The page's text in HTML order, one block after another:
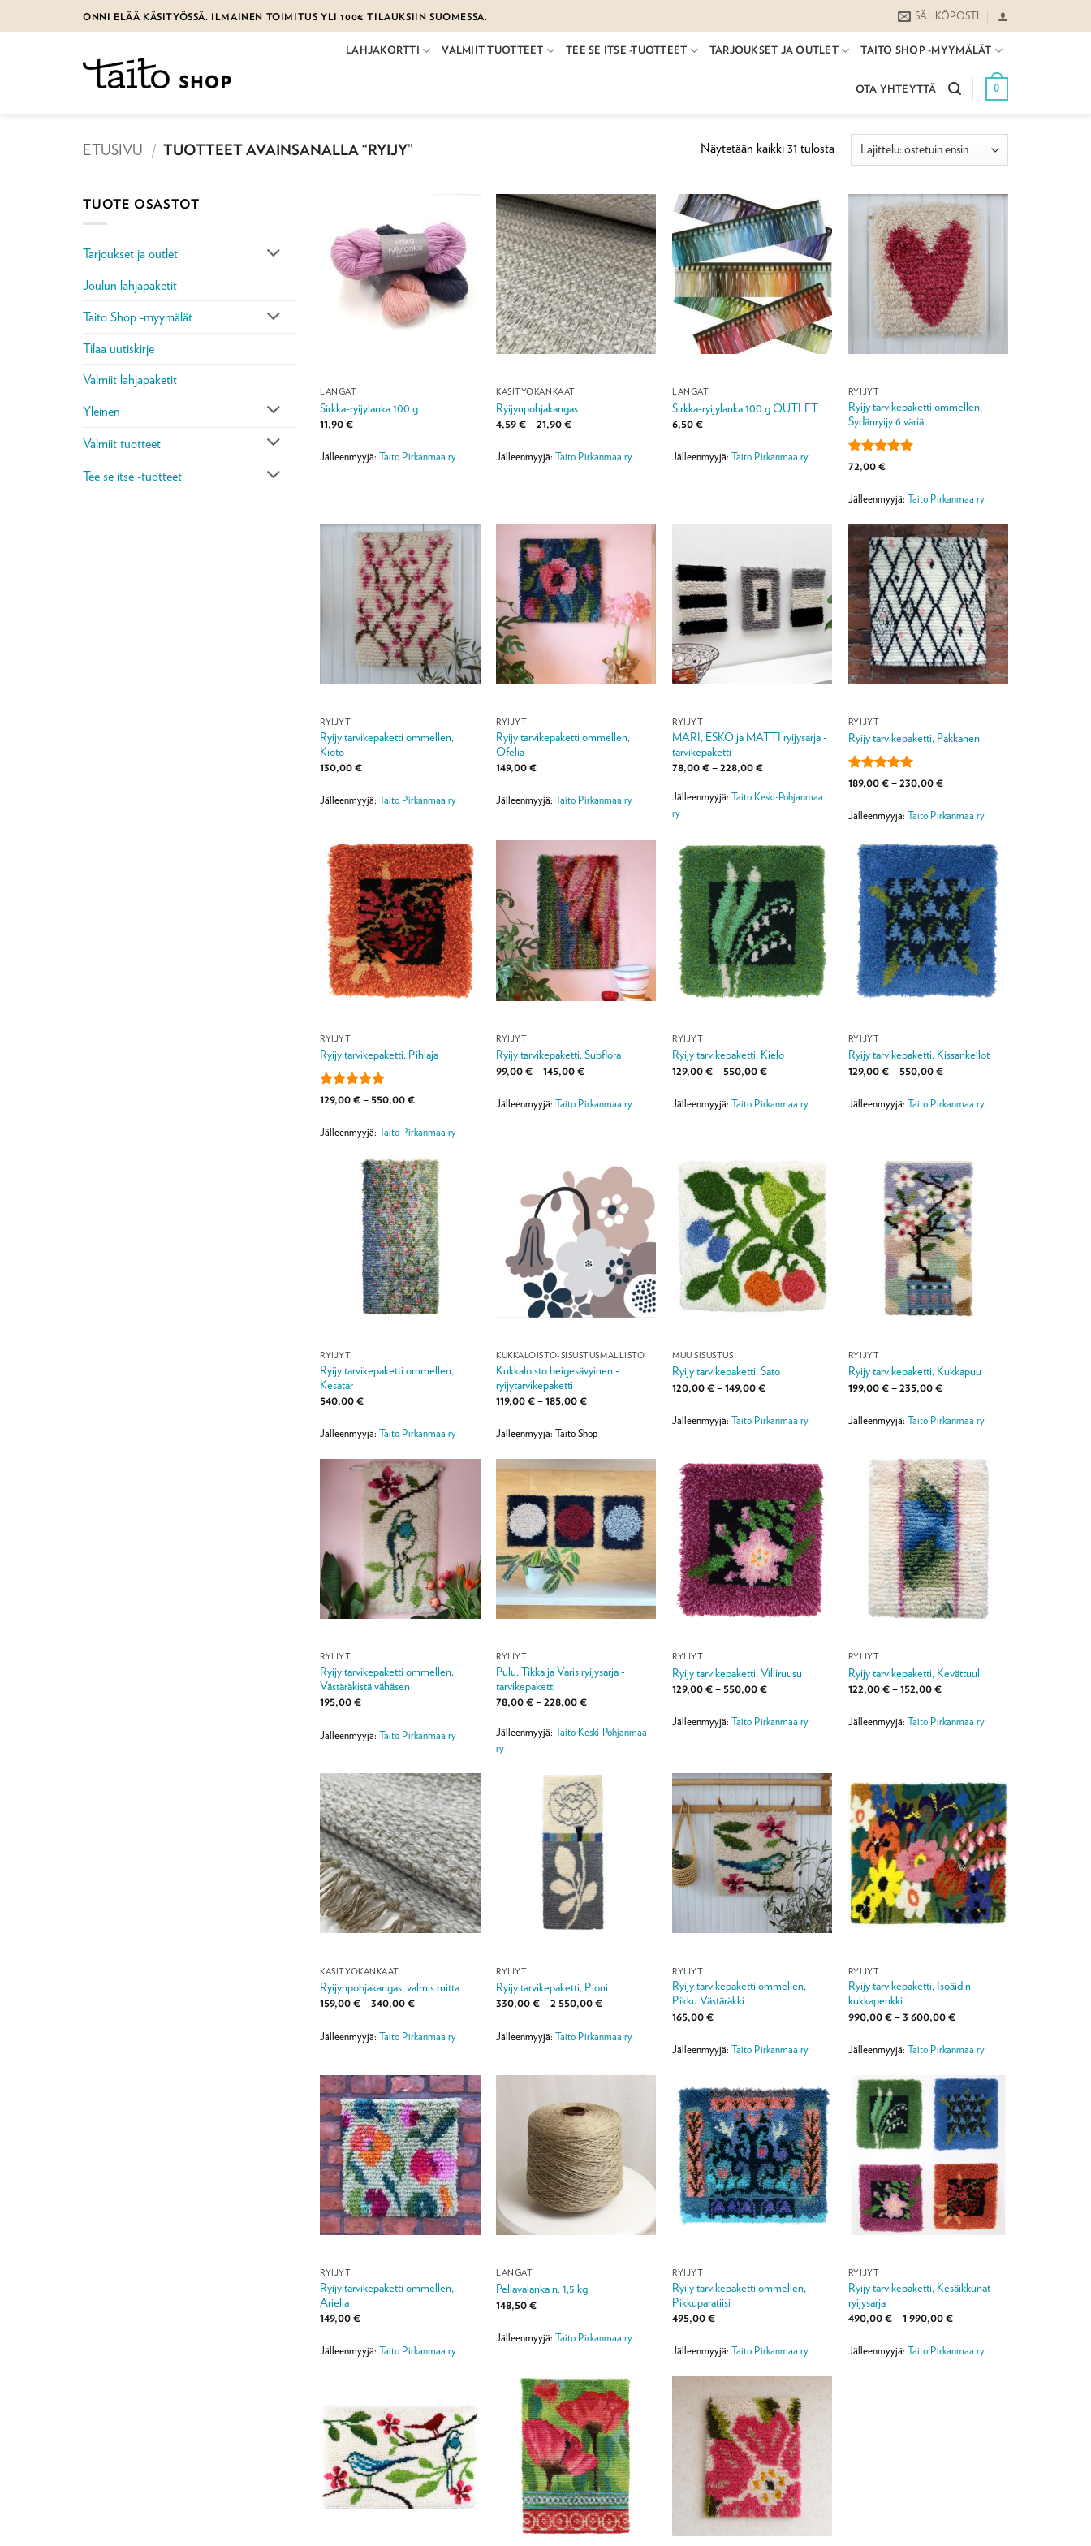
to
ONNI ELÄÄ KÄSITYÖSSÄ. ILMAINEN TOIMITUS YLI 100€ TILAUKSIIN SUOMESSA. SÄHKÖPOSTI
LAHJAKORTTI VALMIIT TUOTTEET TEE SE ITSE -TUOTTEET TARJOUKSET JA OUTLET TAITO SHOP -MYYMÄLÄT
OTA YHTEYTTÄ 0
ETUSIVU / TUOTTEET AVAINSANALLA “RYIJY” Näytetään kaikki 31 tulostaSuosituimmat
ensin
TUOTE OSASTOT
Tarjoukset ja outlet
Joulun lahjapaketit
Taito Shop -myymälät
Tilaa uutiskirje
Valmiit lahjapaketit
Yleinen
Valmiit tuotteet
Tee se itse -tuotteet
LANGAT
Sirkka-ryijylanka 100 g
11,90€
Jälleenmyyjä:Taito Pirkanmaa ry
KÄSITYÖKANKAAT
Ryijynpohjakangas
4,59€–21,90€Hintaluokka:
21,90 €
Jälleenmyyjä:Taito Pirkanmaa ry
LANGAT
Sirkka-ryijylanka 100 g OUTLET
6,50€
Jälleenmyyjä:Taito Pirkanmaa ry
RYIJYT
Ryijy tarvikepaketti ommellen,
Sydänryijy 6 väriä
Arvostelu
72,00€
Jälleenmyyjä: Taito Pirkanmaa ry
RYIJYT
Ryijy tarvikepaketti ommellen,
Kioto
130,00€
Jälleenmyyjä:Taito Pirkanmaa ry
RYIJYT
Ryijy tarvikepaketti ommellen,
Ofelia
149,00€
Jälleenmyyjä:Taito Pirkanmaa ry
RYIJYT
MARI, ESKO ja MATTI ryijysarja -
tarvikepaketti
78,00€–228,00€Hintaluokka:
228,00 €
Jälleenmyyjä:Taito Keski-Pohjanmaa
ry
RYIJYT
Ryijy tarvikepaketti, Pakkanen
Arvostelu
189,00€–230,00€Hintaluokka:
230,00 €
Jälleenmyyjä: Taito Pirkanmaa ry
RYIJYT
Ryijy tarvikepaketti, Pihlaja
Arvostelu
129,00€– 550,00€Hintaluokka:
550,00 €
Jälleenmyyjä:Taito Pirkanmaa ry
RYIJYT
Ryijy tarvikepaketti, Subflora
99,00€–145,00€Hintaluokka:
145,00 €
Jälleenmyyjä:Taito Pirkanmaa ry
RYIJYT
Ryijy tarvikepaketti, Kielo
129,00€– 550,00€Hintaluokka:
550,00 €
Jälleenmyyjä:Taito Pirkanmaa ry
RYIJYT
Ryijy tarvikepaketti, Kissankellot
129,00€– 550,00€Hintaluokka:
550,00 €
Jälleenmyyjä: Taito Pirkanmaa ry
RYIJYT
Ryijy tarvikepaketti ommellen,
Kesätär
540,00€
Jälleenmyyjä:Taito Pirkanmaa ry
KUKKALOISTO-SISUSTUSMALLISTO
Kukkaloisto beigesävyinen -
ryijytarvikepaketti
119,00€–185,00€Hintaluokka:
185,00 €
Jälleenmyyjä: Taito Shop
MUU SISUSTUS
Ryijy tarvikepaketti, Sato
120,00€–149,00€Hintaluokka:
149,00 €
Jälleenmyyjä:Taito Pirkanmaa ry
RYIJYT
Ryijy tarvikepaketti, Kukkapuu
199,00€–235,00€Hintaluokka:
235,00 €
Jälleenmyyjä: Taito Pirkanmaa ry
RYIJYT
Ryijy tarvikepaketti ommellen,
Västäräkistä vähäsen
195,00€
Jälleenmyyjä:Taito Pirkanmaa ry
RYIJYT
Pulu, Tikka ja Varis ryijysarja -
tarvikepaketti
78,00€–228,00€Hintaluokka:
228,00 €
Jälleenmyyjä:Taito Keski-Pohjanmaa
ry
RYIJYT
Ryijy tarvikepaketti, Villiruusu
129,00€– 550,00€Hintaluokka:
550,00 €
Jälleenmyyjä:Taito Pirkanmaa ry
RYIJYT
Ryijy tarvikepaketti, Kevättuuli
122,00€–152,00€Hintaluokka:
152,00 €
Jälleenmyyjä: Taito Pirkanmaa ry
KÄSITYÖKANKAAT
Ryijynpohjakangas, valmis mitta
159,00€–340,00€Hintaluokka:
340,00 €
Jälleenmyyjä:Taito Pirkanmaa ry
RYIJYT
Ryijy tarvikepaketti, Pioni
330,00€–2 550,00€Hintaluokka:
2
550,00 €
Jälleenmyyjä:Taito Pirkanmaa ry
RYIJYT
Ryijy tarvikepaketti ommellen,
Pikku Västäräkki
165,00€
Jälleenmyyjä:Taito Pirkanmaa ry
RYIJYT
Ryijy tarvikepaketti, Isoäidin
kukkapenkki
990,00€–3 600,00€Hintaluokka:
3
Jälleenmyyjä: Taito Pirkanmaa ry
RYIJYT
Ryijy tarvikepaketti ommellen,
Ariella
149,00€
Jälleenmyyjä:Taito Pirkanmaa ry
LANGAT
Pellavalanka n. 1,5 kg
148,50€
Jälleenmyyjä:Taito Pirkanmaa ry
RYIJYT
Ryijy tarvikepaketti ommellen,
Pikkuparatiisi
495,00€
Jälleenmyyjä:Taito Pirkanmaa ry
RYIJYT
Ryijy tarvikepaketti, Kesäikkunat
ryijysarja
490,00€–1 990,00€Hintaluokka:
1
Jälleenmyyjä: Taito Pirkanmaa ry